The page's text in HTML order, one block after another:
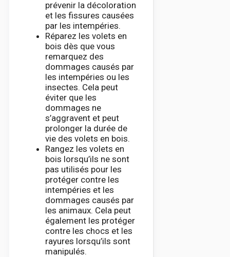
prévenir la décoloration
et les fissures causées
par les intempéries.
Réparez les volets en
bois dès que vous
remarquez des
dommages causés par
les intempéries ou les
insectes. Cela peut
éviter que les
dommages ne
s’aggravent et peut
prolonger la durée de
vie des volets en bois.
Rangez les volets en
bois lorsqu’ils ne sont
pas utilisés pour les
protéger contre les
intempéries et les
dommages causés par
les animaux. Cela peut
également les protéger
contre les chocs et les
rayures lorsqu’ils sont
manipulés.